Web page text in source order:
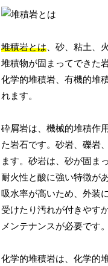
堆積岩とは、砂、粘土、
堆積物が固まってできた
化学的堆積岩、有機的堆
れます。
砕屑岩は、機械的堆積作
た岩石です。砂岩、礫岩
ます。砂岩は、砂が固ま
耐火性と酸に強い特徴が
吸水率が高いため、外装
受けたり汚れが付きやす
メンテナンスが必要です。
化学的堆積岩は、化学的